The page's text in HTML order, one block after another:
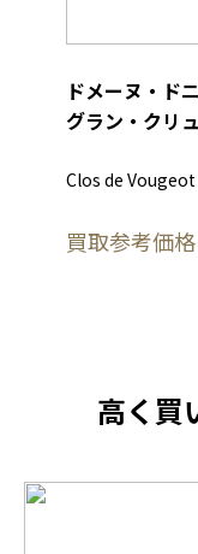
ドメーヌ・ド
グラン・クリ
Clos de
買取参考価格
高く買